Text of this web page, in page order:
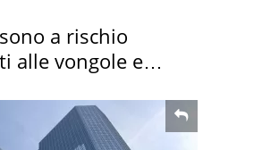
a rischio
alle vongole e